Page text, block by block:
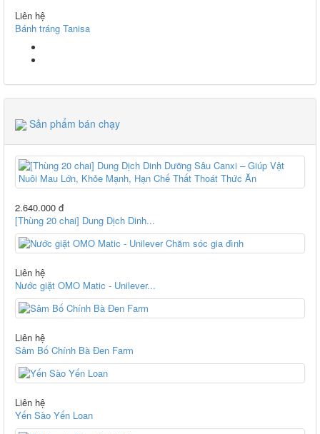
Liên hệ
Bánh tráng Tanisa
Sản phẩm bán chạy
2.640.000 đ
[Thùng 20 chai] Dung Dịch Dinh...
Liên hệ
Nước giặt OMO Matic - Unilever...
Liên hệ
Sâm Bố Chính Bà Đen Farm
Liên hệ
Yến Sào Yến Loan